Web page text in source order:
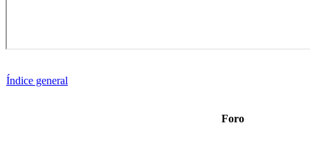
Índice general
Foro